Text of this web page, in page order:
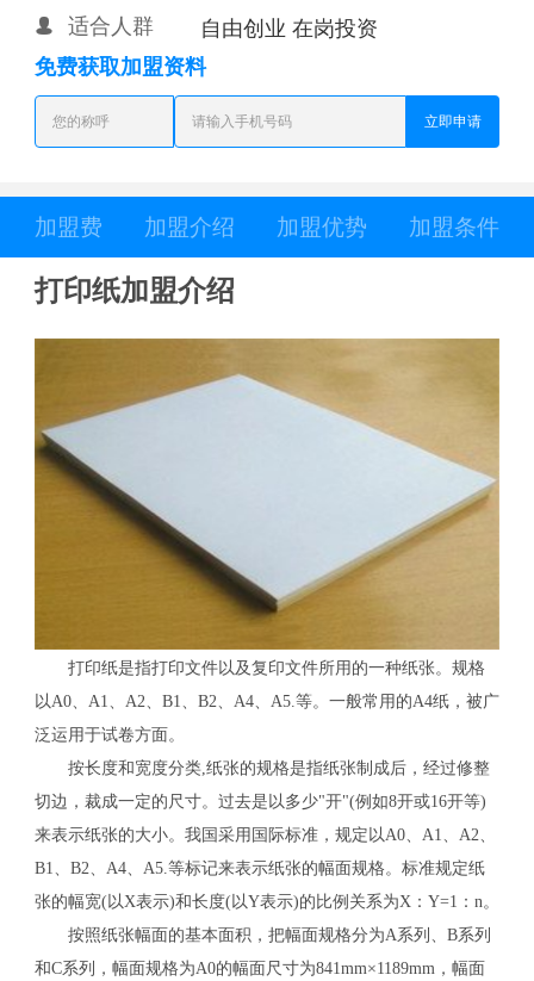
 适合人群
自由创业 在岗投资
免费获取加盟资料
立即申请
加盟费 加盟介绍 加盟优势 加盟条件
打印纸加盟介绍
打印纸是指打印文件以及复印文件所用的一种纸张。规格
以A0、A1、A2、B1、B2、A4、A5.等。一般常用的A4纸，被广
泛运用于试卷方面。
按长度和宽度分类,纸张的规格是指纸张制成后，经过修整
切边，裁成一定的尺寸。过去是以多少"开"(例如8开或16开等)
来表示纸张的大小。我国采用国际标准，规定以A0、A1、A2、
B1、B2、A4、A5.等标记来表示纸张的幅面规格。标准规定纸
张的幅宽(以X表示)和长度(以Y表示)的比例关系为X：Y=1：n。
按照纸张幅面的基本面积，把幅面规格分为A系列、B系列
和C系列，幅面规格为A0的幅面尺寸为841mm×1189mm，幅面